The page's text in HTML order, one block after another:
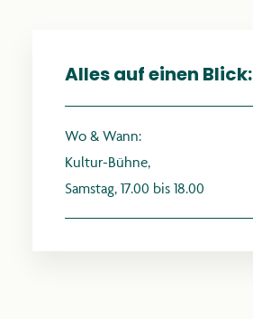
Alles auf einen Blick:
Wo & Wann:
Kultur-Bühne,
Samstag, 17.00 bis 18.00